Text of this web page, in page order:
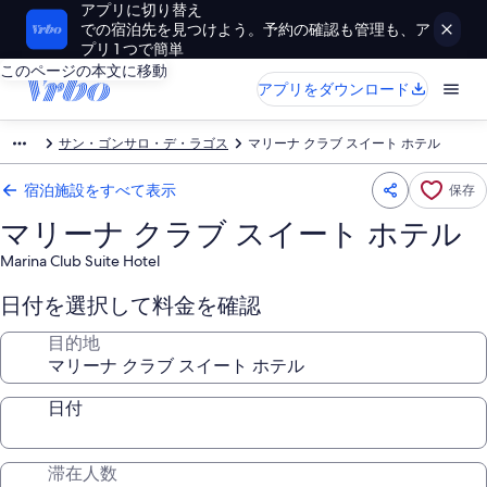
アプリに切り替え
での宿泊先を見つけよう。予約の確認も管理も、ア
プリ 1 つで簡単
このページの本文に移動
アプリをダウンロード
サン・ゴンサロ・デ・ラゴス マリーナ クラブ スイート ホテル
宿泊施設をすべて表示 保存
マリーナ クラブ スイート ホテル
Marina Club Suite Hotel
日付を選択して料金を確認
目的地
日付
滞在人数